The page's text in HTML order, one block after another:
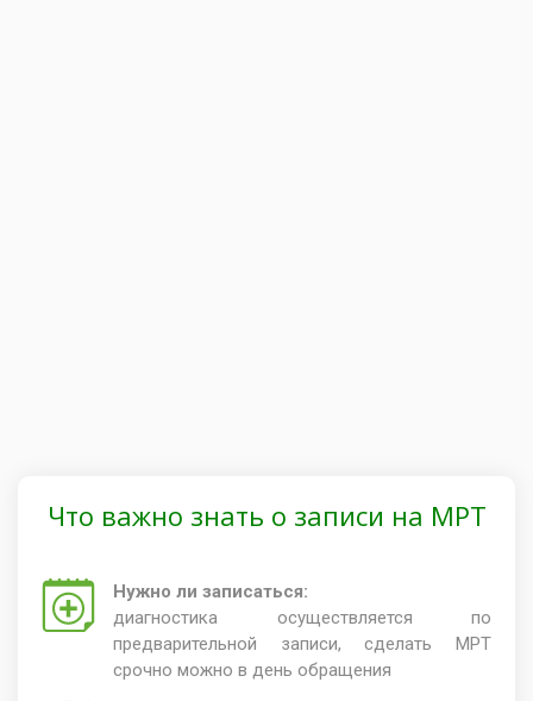
Что важно знать о записи на МРТ
Нужно ли записаться:
диагностика осуществляется по
предварительной записи, сделать МРТ
срочно можно в день обращения